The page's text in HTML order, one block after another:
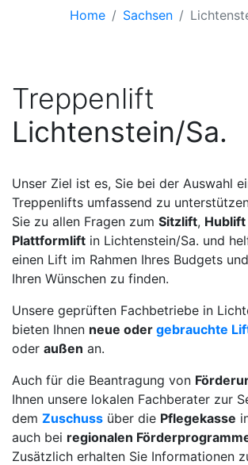
Home Sachsen
Treppenlift
Lichtenstein/Sa.
Unser Ziel ist es, Sie bei der Auswahl
Treppenlifts umfassend zu
Sie zu allen Fragen zum Sitzlift, Hublift
Plattformlift in Lichtenstein/Sa. und
einen Lift im Rahmen Ihres Budgets
Ihren Wünschen zu finden.
Unsere geprüften Fachbetriebe in
bieten Ihnen neue oder gebrauchte
oder außen an.
Auch für die Beantragung von
Ihnen unsere lokalen Fachberater zur
dem Zuschuss über die Pflegekasse
auch bei regionalen
Zusätzlich erhalten Sie Informationen